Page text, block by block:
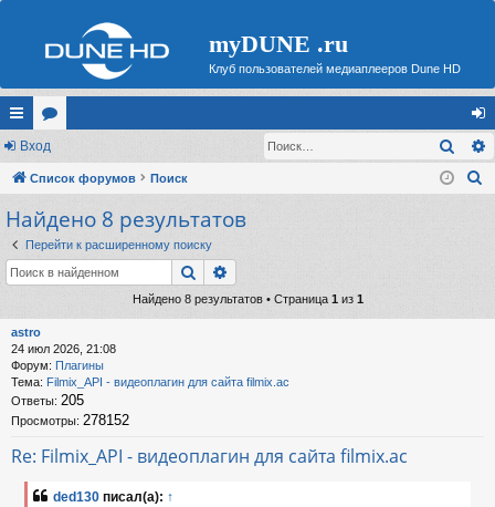
myDUNE .ru
Клуб пользователей медиаплееров Dune HD
с
ы
лк
и
ор
ум
ы
хо
д
Вход
Список форумов Поиск
Найдено 8 результатов
Перейти к расширенному поиску
Поиск
Найдено 8 результатов • Страница 1из 1
astro
24 июл 2026, 21:08
Форум: Плагины
Тема: Filmix_API - видеоплагин для сайта filmix.ac
Ответы: 205
Просмотры: 278152
Re: Filmix_API - видеоплагин для сайта filmix.ac
ded130 писал(а): ↑